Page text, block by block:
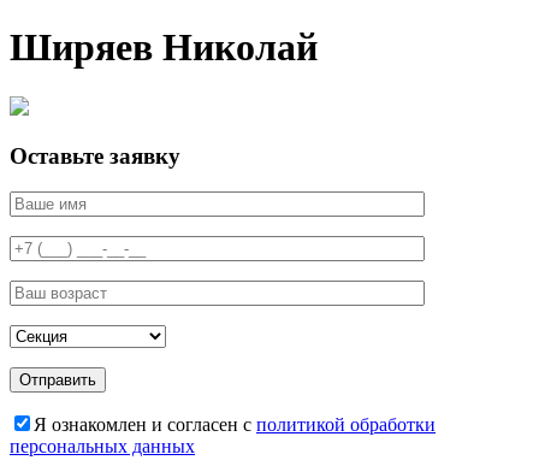
Ширяев Николай
Оставьте заявку
Я ознакомлен и согласен с политикой обработки
персональных данных